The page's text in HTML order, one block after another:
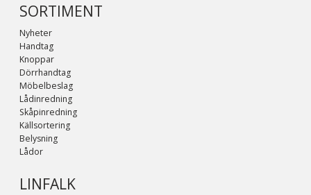
SORTIMENT
Nyheter
Handtag
Knoppar
Dörrhandtag
Möbelbeslag
Lådinredning
Skåpinredning
Källsortering
Belysning
Lådor
LINFALK